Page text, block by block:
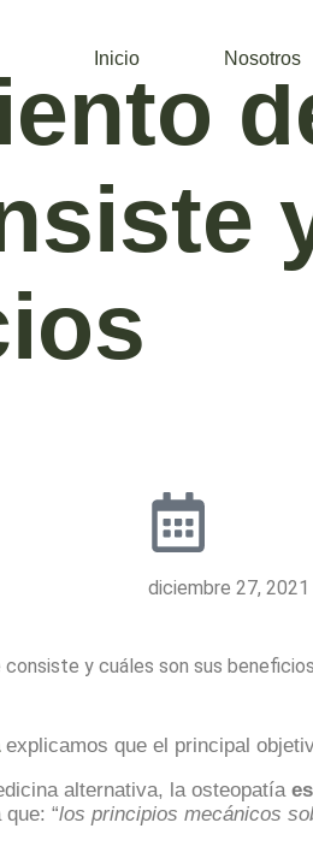
Inicio Nosotros
diciembre 27, 2021
explicamos que el principal
alternativa, la osteopatía
“los principios mecánicos